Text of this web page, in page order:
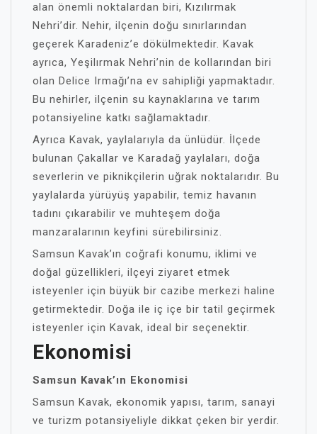
alan önemli noktalardan biri, Kızılırmak
Nehri’dir. Nehir, ilçenin doğu sınırlarından
geçerek Karadeniz’e dökülmektedir. Kavak
ayrıca, Yeşilırmak Nehri’nin de kollarından biri
olan Delice Irmağı’na ev sahipliği yapmaktadır.
Bu nehirler, ilçenin su kaynaklarına ve tarım
potansiyeline katkı sağlamaktadır.
Ayrıca Kavak, yaylalarıyla da ünlüdür. İlçede
bulunan Çakallar ve Karadağ yaylaları, doğa
severlerin ve piknikçilerin uğrak noktalarıdır. Bu
yaylalarda yürüyüş yapabilir, temiz havanın
tadını çıkarabilir ve muhteşem doğa
manzaralarının keyfini sürebilirsiniz.
Samsun Kavak’ın coğrafi konumu, iklimi ve
doğal güzellikleri, ilçeyi ziyaret etmek
isteyenler için büyük bir cazibe merkezi haline
getirmektedir. Doğa ile iç içe bir tatil geçirmek
isteyenler için Kavak, ideal bir seçenektir.
Ekonomisi
Samsun Kavak’ın Ekonomisi
Samsun Kavak, ekonomik yapısı, tarım, sanayi
ve turizm potansiyeliyle dikkat çeken bir yerdir.